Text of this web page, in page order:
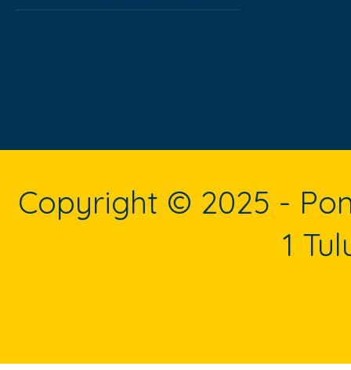
Copyright © 2025 -
1